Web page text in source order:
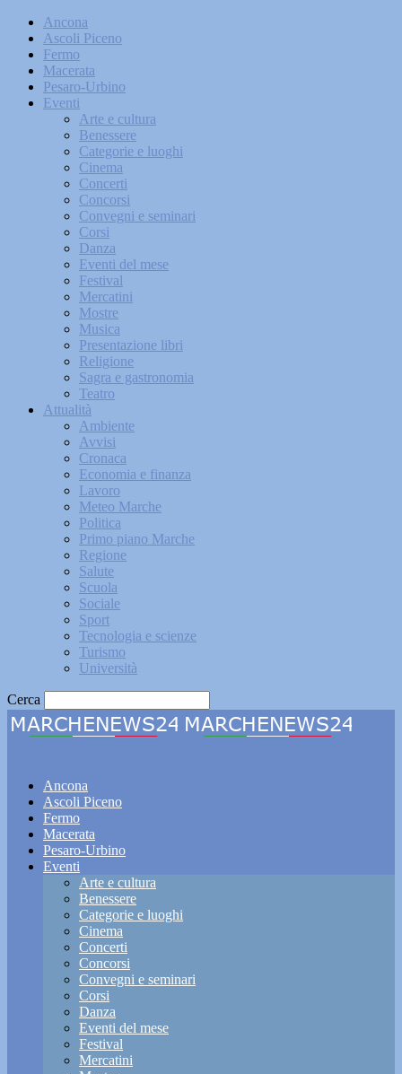
Ancona
Ascoli Piceno
Fermo
Macerata
Pesaro-Urbino
Eventi
Arte e cultura
Benessere
Categorie e luoghi
Cinema
Concerti
Concorsi
Convegni e seminari
Corsi
Danza
Eventi del mese
Festival
Mercatini
Mostre
Musica
Presentazione libri
Religione
Sagra e gastronomia
Teatro
Attualità
Ambiente
Avvisi
Cronaca
Economia e finanza
Lavoro
Meteo Marche
Politica
Primo piano Marche
Regione
Salute
Scuola
Sociale
Sport
Tecnologia e scienze
Turismo
Università
Cerca
Ancona
Ascoli Piceno
Fermo
Macerata
Pesaro-Urbino
Eventi
Arte e cultura
Benessere
Categorie e luoghi
Cinema
Concerti
Concorsi
Convegni e seminari
Corsi
Danza
Eventi del mese
Festival
Mercatini